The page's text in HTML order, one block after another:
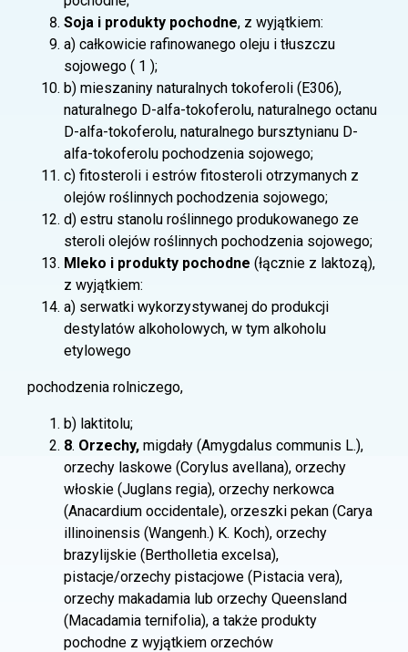
Soja i produkty pochodne, z wyjątkiem:
a) całkowicie rafinowanego oleju i tłuszczu
sojowego ( 1 );
b) mieszaniny naturalnych tokoferoli (E306),
naturalnego D-alfa-tokoferolu, naturalnego octanu
D-alfa-tokoferolu, naturalnego bursztynianu D-
alfa-tokoferolu pochodzenia sojowego;
c) fitosteroli i estrów fitosteroli otrzymanych z
olejów roślinnych pochodzenia sojowego;
d) estru stanolu roślinnego produkowanego ze
steroli olejów roślinnych pochodzenia sojowego;
Mleko i produkty pochodne (łącznie z laktozą),
z wyjątkiem:
a) serwatki wykorzystywanej do produkcji
destylatów alkoholowych, w tym alkoholu
etylowego
pochodzenia rolniczego,
b) laktitolu;
8. Orzechy, migdały (Amygdalus communis L.),
orzechy laskowe (Corylus avellana), orzechy
włoskie (Juglans regia), orzechy nerkowca
(Anacardium occidentale), orzeszki pekan (Carya
illinoinensis (Wangenh.) K. Koch), orzechy
brazylijskie (Bertholletia excelsa),
pistacje/orzechy pistacjowe (Pistacia vera),
orzechy makadamia lub orzechy Queensland
(Macadamia ternifolia), a także produkty
pochodne z wyjątkiem orzechów